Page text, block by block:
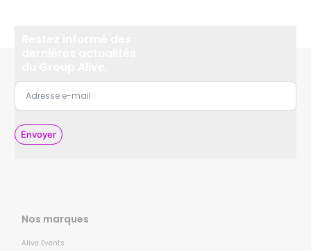
Envoyer
Nos marques
Alive Events